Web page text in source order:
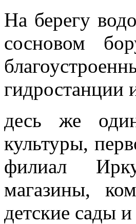
На берегу
сос­новом
гидростанции
десь же
культуры,
филиал
магазины,
детские сады